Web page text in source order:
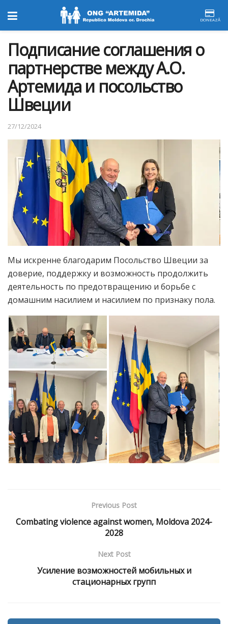
DONEAZĂ
Подписание соглашения о
партнерстве между А.О.
Артемида и посольство
Швеции
27/12/2024
Мы искренне благодарим Посольство Швеции за
доверие, поддержку и возможность продолжить
деятельность по предотвращению и борьбе с
домашним насилием и насилием по признаку пола.
Previous Post
Combating violence against women, Moldova 2024-
2028
Next Post
Усиление возможностей мобильных и
стационарных групп